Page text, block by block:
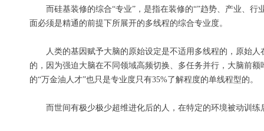
而硅基装修的综合“专业” ，是指在装修的“”趋势、产业、 行
面必须是精通的前提下所展开的多线程的综合专业度。
人类的基因赋予大脑的原始设定是不适用多线程的，原始
的，因为强迫大脑在不同领域高频切换、 多任务并行， 大脑前额
的“万金油人才”也只是专业度只有35%了解程度的单线程型的。
而世间有极少极少超维进化后的人，在特定的环境被动训练